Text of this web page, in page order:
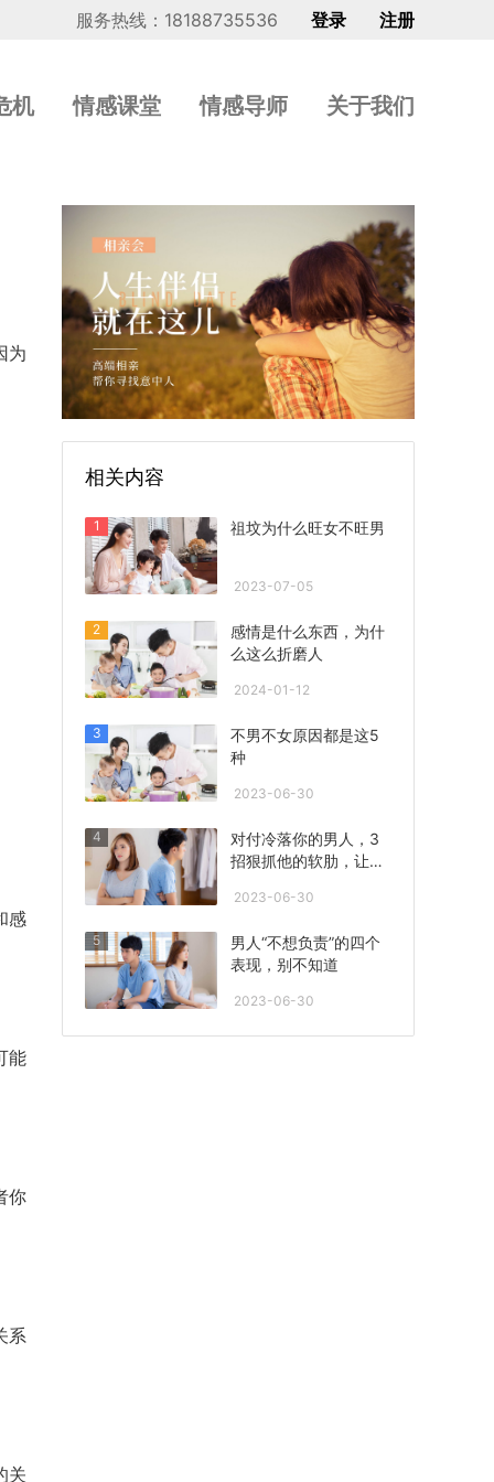
服务热线：18188735536 登录 注册
机 情感课堂 情感导师 关于我们
为
感
能
你
系
关
相关内容
1 祖坟为什么旺女不旺男
2023-07-05
2
感情是什么东西，为什
么这么折磨人
2024-01-12
3
不男不女原因都是这5
种
2023-06-30
4
对付冷落你的男人，3
招狠抓他的软肋，让他
2023-06-30
5
男人“不想负责”的四个
表现，别不知道
2023-06-30